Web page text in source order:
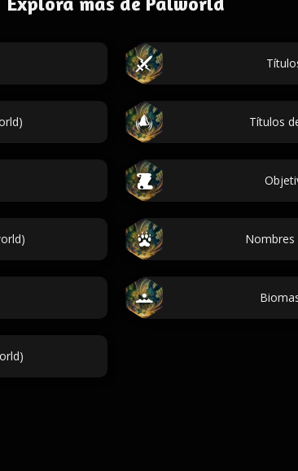
Títulos
Nombres